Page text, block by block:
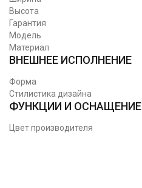
Высота
Гарантия
Модель
Материал
ВНЕШНЕЕ ИСПОЛНЕНИЕ
Форма
Стилистика дизайна
ФУНКЦИИ И ОСНАЩЕНИЕ
Цвет производителя